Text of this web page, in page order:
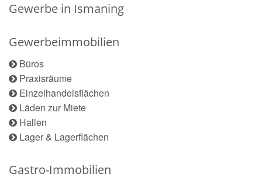
Gewerbe in Ismaning
Gewerbeimmobilien
Büros
Praxisräume
Einzelhandelsflächen
Läden zur Miete
Hallen
Lager & Lagerflächen
Gastro-Immobilien